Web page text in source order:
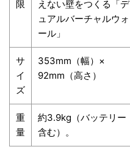
限
えない壁をつくる「デ
ュアルバーチャルウォ
ール」
サ
イ
ズ
353mm（幅）×
92mm（高さ）
重
量
約3.9kg（バッテリー
含む）。